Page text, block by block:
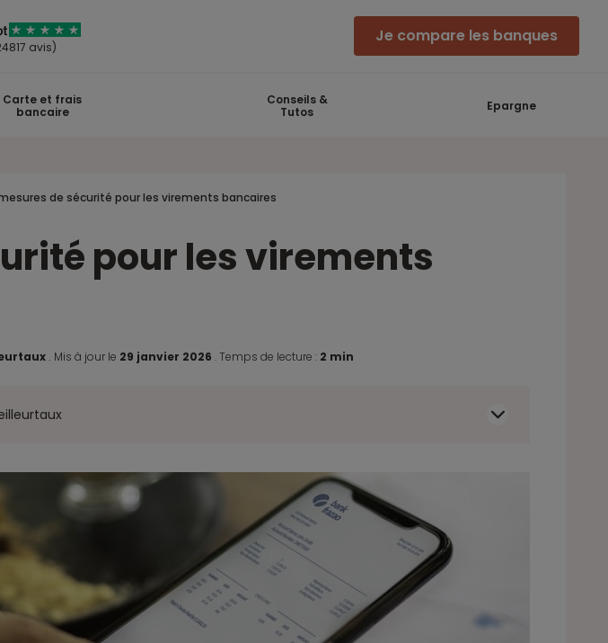
avis)
Je compare les banques
Carte et frais
bancaire
Conseils &
Tutos
Epargne
de sécurité pour les virements bancaires
pour les virements
. Mis à jour le 29 janvier 2026. Temps de lecture : 2 min